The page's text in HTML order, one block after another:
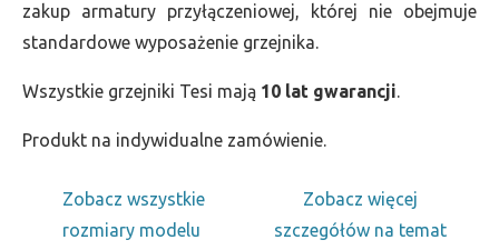
zakup armatury przyłączeniowej, której nie obejmuje
standardowe wyposażenie grzejnika.
Wszystkie grzejniki Tesi mają 10 lat gwarancji.
Produkt na indywidualne zamówienie.
Zobacz wszystkie
rozmiary modelu
Zobacz więcej
szczegółów na temat